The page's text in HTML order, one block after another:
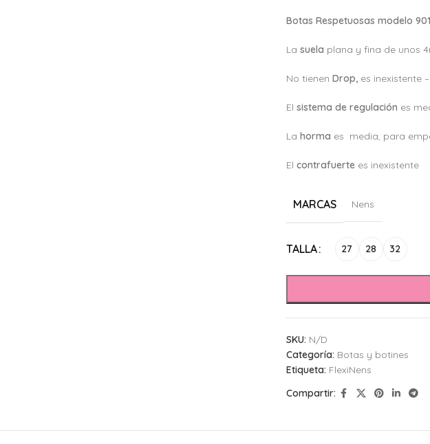
Botas Respetuosas modelo
La suela plana y fina de unos
No tienen Drop, es inexistente
El sistema de regulación es
La horma es media, para
El contrafuerte es inexistente
MARCAS Nens
TALLA 27 28 32
Alternative:
SKU: N/D
Categoría: Botas y botines
Etiqueta: FlexiNens
Compartir: